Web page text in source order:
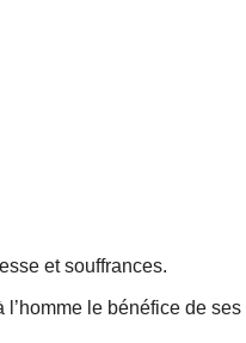
et souffrances.
l’homme le bénéfice de